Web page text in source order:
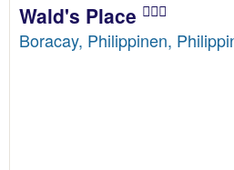
Wald's Place
Boracay, Philippinen,